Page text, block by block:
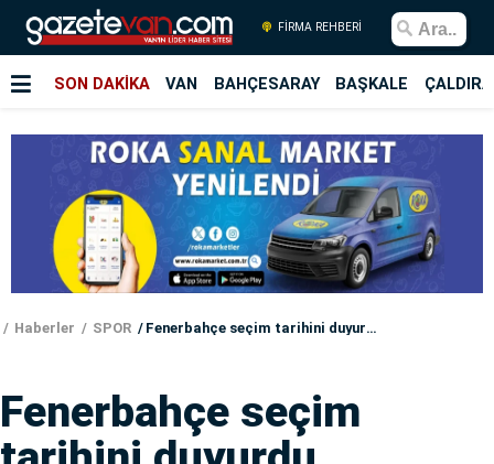
FİRMA REHBERİ
SON DAKİKA VAN BAHÇESARAY BAŞKALE
Haberler SPOR Fenerbahçe seçim tarihini duyurdu
Fenerbahçe seçim